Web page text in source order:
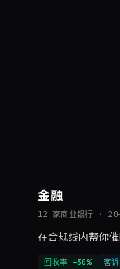
金融
12 家商业银行 ·
在合规线内帮你
回收率 +30% 客